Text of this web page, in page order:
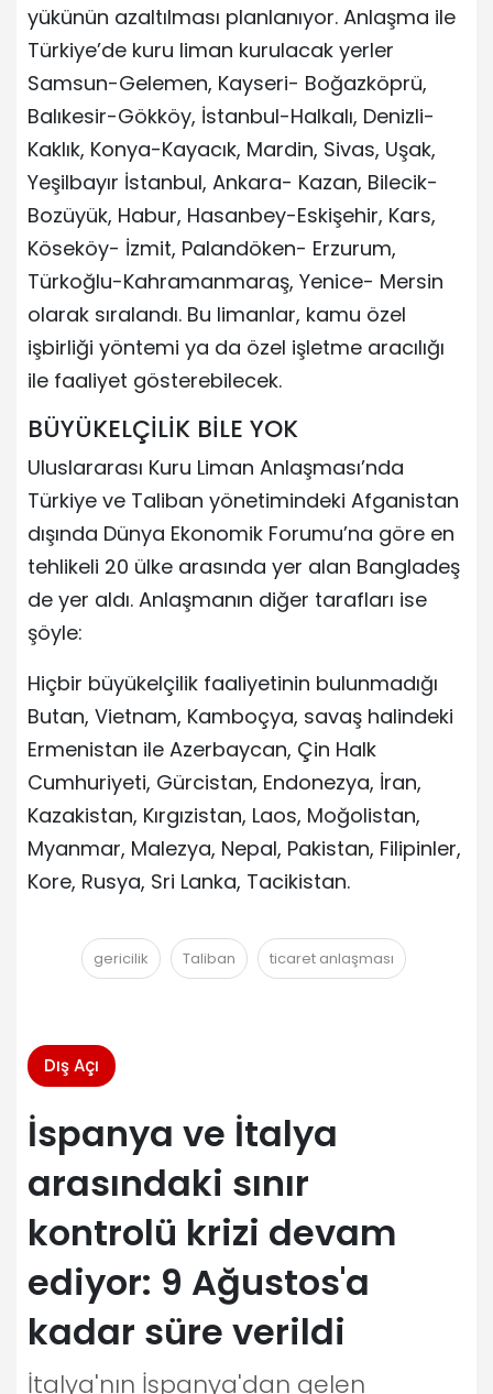
yükünün azaltılması planlanıyor. Anlaşma ile
Türkiye’de kuru liman kurulacak yerler
Samsun-Gelemen, Kayseri- Boğazköprü,
Balıkesir-Gökköy, İstanbul-Halkalı, Denizli-
Kaklık, Konya-Kayacık, Mardin, Sivas, Uşak,
Yeşilbayır İstanbul, Ankara- Kazan, Bilecik-
Bozüyük, Habur, Hasanbey-Eskişehir, Kars,
Köseköy- İzmit, Palandöken- Erzurum,
Türkoğlu-Kahramanmaraş, Yenice- Mersin
olarak sıralandı. Bu limanlar, kamu özel
işbirliği yöntemi ya da özel işletme aracılığı
ile faaliyet gösterebilecek.
BÜYÜKELÇİLİK BİLE YOK
Uluslararası Kuru Liman Anlaşması’nda
Türkiye ve Taliban yönetimindeki Afganistan
dışında Dünya Ekonomik Forumu’na göre en
tehlikeli 20 ülke arasında yer alan Bangladeş
de yer aldı. Anlaşmanın diğer tarafları ise
şöyle:
Hiçbir büyükelçilik faaliyetinin bulunmadığı
Butan, Vietnam, Kamboçya, savaş halindeki
Ermenistan ile Azerbaycan, Çin Halk
Cumhuriyeti, Gürcistan, Endonezya, İran,
Kazakistan, Kırgızistan, Laos, Moğolistan,
Myanmar, Malezya, Nepal, Pakistan, Filipinler,
Kore, Rusya, Sri Lanka, Tacikistan.
gericilik Taliban ticaret anlaşması
Dış Açı
İspanya ve İtalya
arasındaki sınır
kontrolü krizi devam
ediyor: 9 Ağustos'a
kadar süre verildi
İtalya'nın İspanya'dan gelen